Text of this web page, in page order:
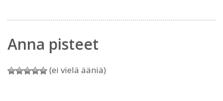
Anna pisteet
(ei vielä ääniä)